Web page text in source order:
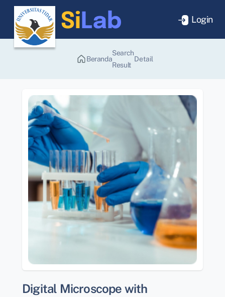
Login
Beranda
Search
Result
Detail
Digital Microscope with